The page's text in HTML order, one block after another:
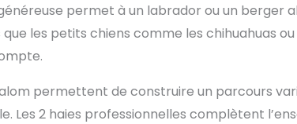
permet à un labrador ou un berger
les petits chiens comme les chihuahuas
permettent de construire un parcours
Les 2 haies professionnelles complètent